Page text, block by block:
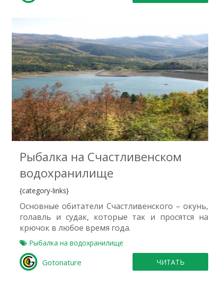
0
Рыбалка на Счастливенском
водохранилище
{category-links}
Основные обитатели Счастливенского – окунь,
голавль и судак, которые так и просятся на
крючок в любое время года.
Рыбалка на водохранилище
Gotonature ЧИТАТЬ